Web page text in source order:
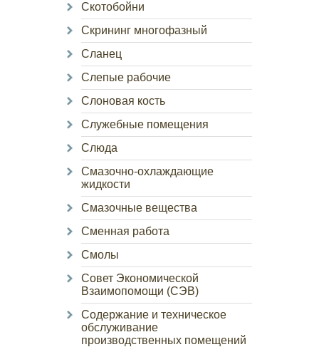
Скотобойни
Скрининг многофазный
Сланец
Слепые рабочие
Слоновая кость
Служебные помещения
Слюда
Смазочно-охлаждающие
жидкости
Смазочные вещества
Сменная работа
Смолы
Совет Экономической
Взаимопомощи (СЭВ)
Содержание и техническое
обслуживание
производственных помещений